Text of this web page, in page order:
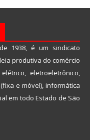
1938, é um sindicato
produtiva do comércio
eletroeletrônico,
e móvel), informática
em todo Estado de São